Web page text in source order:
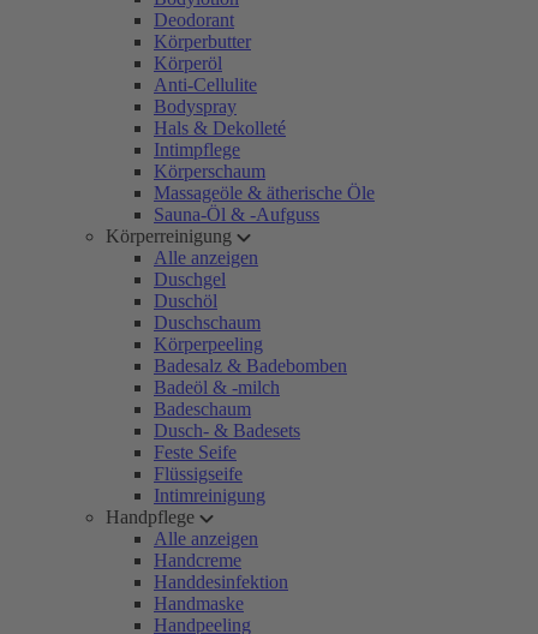
Deodorant
Körperbutter
Körperöl
Anti-Cellulite
Bodyspray
Hals & Dekolleté
Intimpflege
Körperschaum
Massageöle & ätherische Öle
Sauna-Öl & -Aufguss
Körperreinigung
Alle anzeigen
Duschgel
Duschöl
Duschschaum
Körperpeeling
Badesalz & Badebomben
Badeöl & -milch
Badeschaum
Dusch- & Badesets
Feste Seife
Flüssigseife
Intimreinigung
Handpflege
Alle anzeigen
Handcreme
Handdesinfektion
Handmaske
Handpeeling